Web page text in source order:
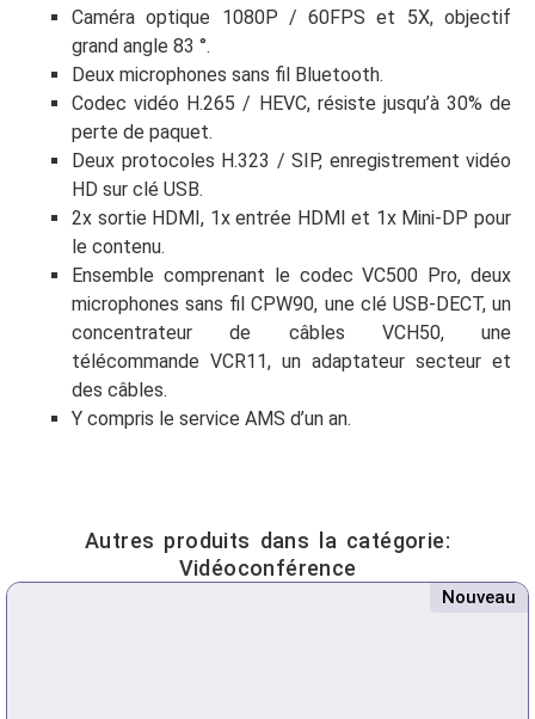
Caméra optique 1080P / 60FPS et 5X, objectif
grand angle 83 °.
Deux microphones sans fil Bluetooth.
Codec vidéo H.265 / HEVC, résiste jusqu’à 30% de
perte de paquet.
Deux protocoles H.323 / SIP, enregistrement vidéo
HD sur clé USB.
2x sortie HDMI, 1x entrée HDMI et 1x Mini-DP pour
le contenu.
Ensemble comprenant le codec VC500 Pro, deux
microphones sans fil CPW90, une clé USB-DECT, un
concentrateur de câbles VCH50, une
télécommande VCR11, un adaptateur secteur et
des câbles.
Y compris le service AMS d’un an.
Autres produits dans la catégorie:
Vidéoconférence
Nouveau